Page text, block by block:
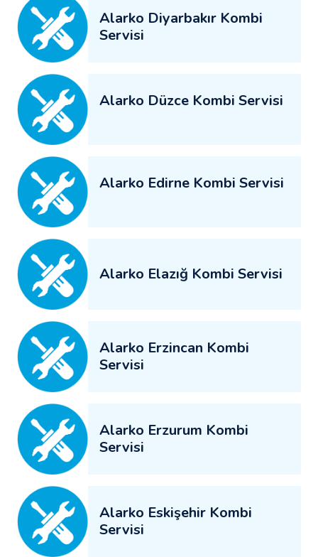
Alarko Diyarbakır Kombi
Servisi
Alarko Düzce Kombi Servisi
Alarko Edirne Kombi Servisi
Alarko Elazığ Kombi Servisi
Alarko Erzincan Kombi
Servisi
Alarko Erzurum Kombi
Servisi
Alarko Eskişehir Kombi
Servisi